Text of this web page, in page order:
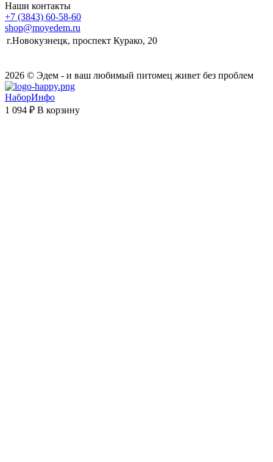
Наши контакты
+7 (3843) 60-58-60
shop@moyedem.ru
г.Новокузнецк, проспект Курако, 20
2026 © Эдем - и ваш любимый питомец живет без проблем
НаборИнфо
1 094 ₽ В корзину